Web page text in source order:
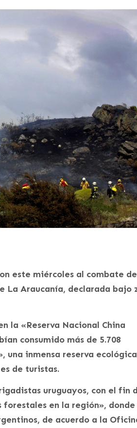
este miércoles al combate
La Araucanía, declarada bajo
la «Reserva Nacional China
consumido más de 5.708
una inmensa reserva
de turistas.
uruguayos, con el fin
en la región», donde
de acuerdo a la